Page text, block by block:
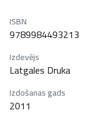
ISBN
9789984493213
Izdevējs
Latgales Druka
Izdošanas gads
2011